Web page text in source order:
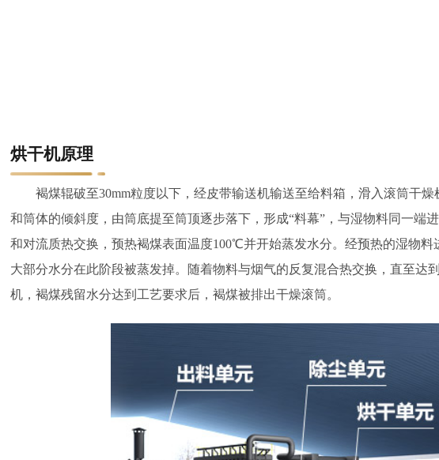
烘干机原理
褐煤辊破至30mm粒度以下，经皮带输送机输送至给料箱，滑入滚筒干
和筒体的倾斜度，由筒底提至筒顶逐步落下，形成“料幕”，与湿物料同一端
和对流质热交换，预热褐煤表面温度100℃并开始蒸发水分。经预热的湿物
大部分水分在此阶段被蒸发掉。随着物料与烟气的反复混合热交换，直至
机，褐煤残留水分达到工艺要求后，褐煤被排出干燥滚筒。